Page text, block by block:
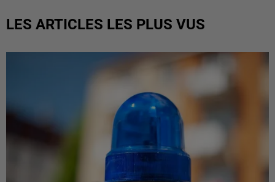
LES ARTICLES LES PLUS VUS